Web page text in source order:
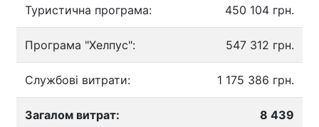
Туристична програма: 450 104 грн.
Програма "Хелпус": 547 312 грн.
Службові витрати: 1 175 386 грн.
Загалом витрат:
8 439